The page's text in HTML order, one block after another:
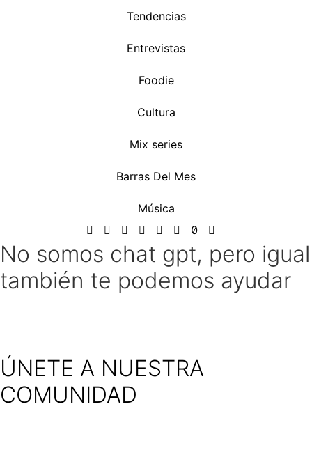
Tendencias
Entrevistas
Foodie
Cultura
Mix series
Barras Del Mes
Música
No somos chat gpt, pero igual
también te podemos ayudar
ÚNETE A NUESTRA
COMUNIDAD